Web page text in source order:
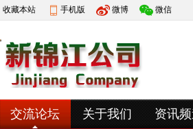
收藏本站 手机版 微博 微信
交流论坛 关于我们 资讯